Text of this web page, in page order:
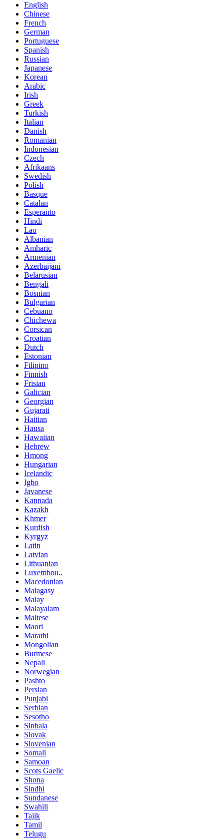
English
Chinese
French
German
Portuguese
Spanish
Russian
Japanese
Korean
Arabic
Irish
Greek
Turkish
Italian
Danish
Romanian
Indonesian
Czech
Afrikaans
Swedish
Polish
Basque
Catalan
Esperanto
Hindi
Lao
Albanian
Amharic
Armenian
Azerbaijani
Belarusian
Bengali
Bosnian
Bulgarian
Cebuano
Chichewa
Corsican
Croatian
Dutch
Estonian
Filipino
Finnish
Frisian
Galician
Georgian
Gujarati
Haitian
Hausa
Hawaiian
Hebrew
Hmong
Hungarian
Icelandic
Igbo
Javanese
Kannada
Kazakh
Khmer
Kurdish
Kyrgyz
Latin
Latvian
Lithuanian
Luxembou..
Macedonian
Malagasy
Malay
Malayalam
Maltese
Maori
Marathi
Mongolian
Burmese
Nepali
Norwegian
Pashto
Persian
Punjabi
Serbian
Sesotho
Sinhala
Slovak
Slovenian
Somali
Samoan
Scots Gaelic
Shona
Sindhi
Sundanese
Swahili
Tajik
Tamil
Telugu